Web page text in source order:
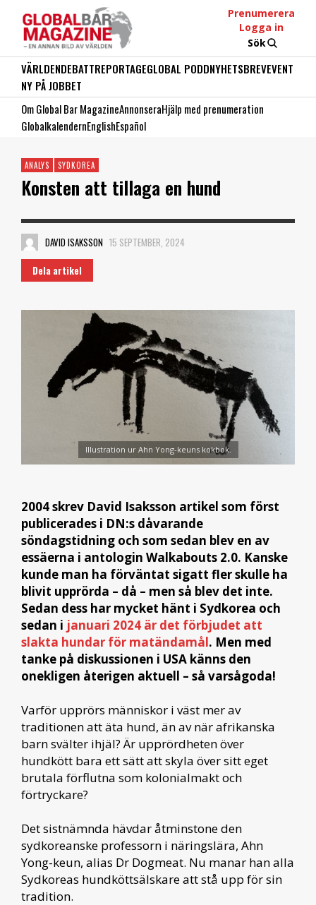
Prenumerera
Logga in
Sök
VÄRLDENDEBATTREPORTAGEGLOBAL PODDNYHETSBREVEVENT
NY PÅ JOBBET
Om Global Bar MagazineAnnonseraHjälp med prenumeration
GlobalkalendernEnglishEspañol
ANALYS SYDKOREA
Konsten att tillaga en hund
DAVID ISAKSSON 15 SEPTEMBER, 2024
Dela artikel
Illustration ur Ahn Yong-keuns kokbok.
2004 skrev David Isaksson artikel som först
publicerades i DN:s dåvarande
söndagstidning och som sedan blev en av
essäerna i antologin Walkabouts 2.0. Kanske
kunde man ha förväntat sigatt fler skulle ha
blivit upprörda – då – men så blev det inte.
Sedan dess har mycket hänt i Sydkorea och
sedan i januari 2024 är det förbjudet att
slakta hundar för matändamål. Men med
tanke på diskussionen i USA känns den
onekligen återigen aktuell – så varsågoda!
Varför upprörs människor i väst mer av
traditionen att äta hund, än av när afrikanska
barn svälter ihjäl? Är upprördheten över
hundkött bara ett sätt att skyla över sitt eget
brutala förflutna som kolonialmakt och
förtryckare?
Det sistnämnda hävdar åtminstone den
sydkoreanske professorn i näringslära, Ahn
Yong-keun, alias Dr Dogmeat. Nu manar han alla
Sydkoreas hundköttsälskare att stå upp för sin
tradition.